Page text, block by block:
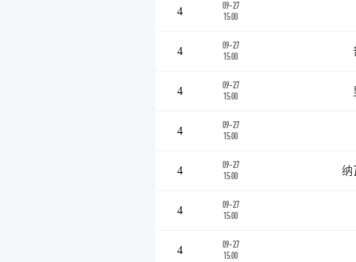
4
09-27
15:00
4
09-27
15:00
4
09-27
15:00
4
09-27
15:00
4
09-27
15:00
纳
4
09-27
15:00
4
09-27
15:00